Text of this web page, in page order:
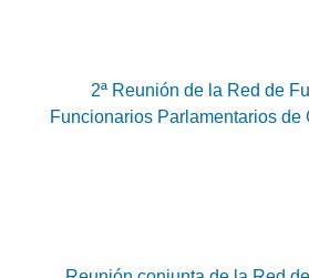
2ª Reunión de la Red de
Funcionarios Parlamentarios de